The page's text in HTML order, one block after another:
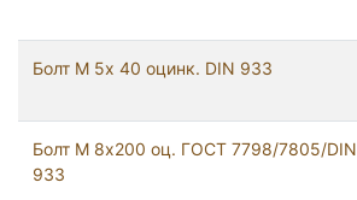
Болт М 5х 40 оцинк. DIN 933
Болт М 8х200 оц. ГОСТ 7798/7805/DIN
933